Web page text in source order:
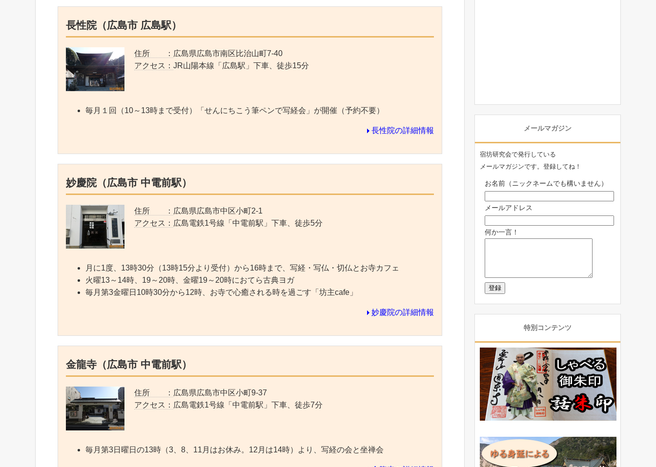
長性院（広島市 広島駅）
住所 ： 広島県広島市南区比治山町7-40
アクセス： JR山陽本線「広島駅」下車、徒歩15分
毎月１回（10～13時まで受付）「せんにちこう筆ペンで写経会」が開催（予約不要）
長性院の詳細情報
妙慶院（広島市 中電前駅）
住所 ： 広島県広島市中区小町2-1
アクセス： 広島電鉄1号線「中電前駅」下車、徒歩5分
月に1度、13時30分（13時15分より受付）から16時まで、写経・写仏・切仏とお寺カフェ
火曜13～14時、19～20時、金曜19～20時におてら古典ヨガ
毎月第3金曜日10時30分から12時、お寺で心癒される時を過ごす「坊主cafe」
妙慶院の詳細情報
金龍寺（広島市 中電前駅）
住所 ： 広島県広島市中区小町9-37
アクセス： 広島電鉄1号線「中電前駅」下車、徒歩7分
毎月第3日曜日の13時（3、8、11月はお休み。12月は14時）より、写経の会と坐禅会
メールマガジン
宿坊研究会で発行している
メールマガジンです。登録してね！
お名前（ニックネームでも構いません）
メールアドレス
何か一言！
特別コンテンツ